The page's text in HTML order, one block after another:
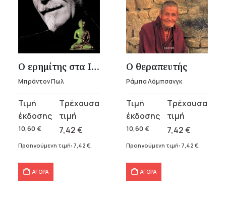
Ο ερημίτης στα Ιμαλάια
Μπράντον Πωλ
10,60 €
Original
price
was:
10,60 €.
7,42€
Η
τρέχουσα
τιμή
Προηγούμενη τιμή: 7,42 €
ΑΓΟΡΑ
Ο θεραπευτής
Ράμπα Λόμπσανγκ
10,60 €
Original
price
was:
10,60 €.
7,42€
Η
τρέχουσα
τιμή
Προηγούμενη τιμή: 7,42 €
ΑΓΟΡΑ